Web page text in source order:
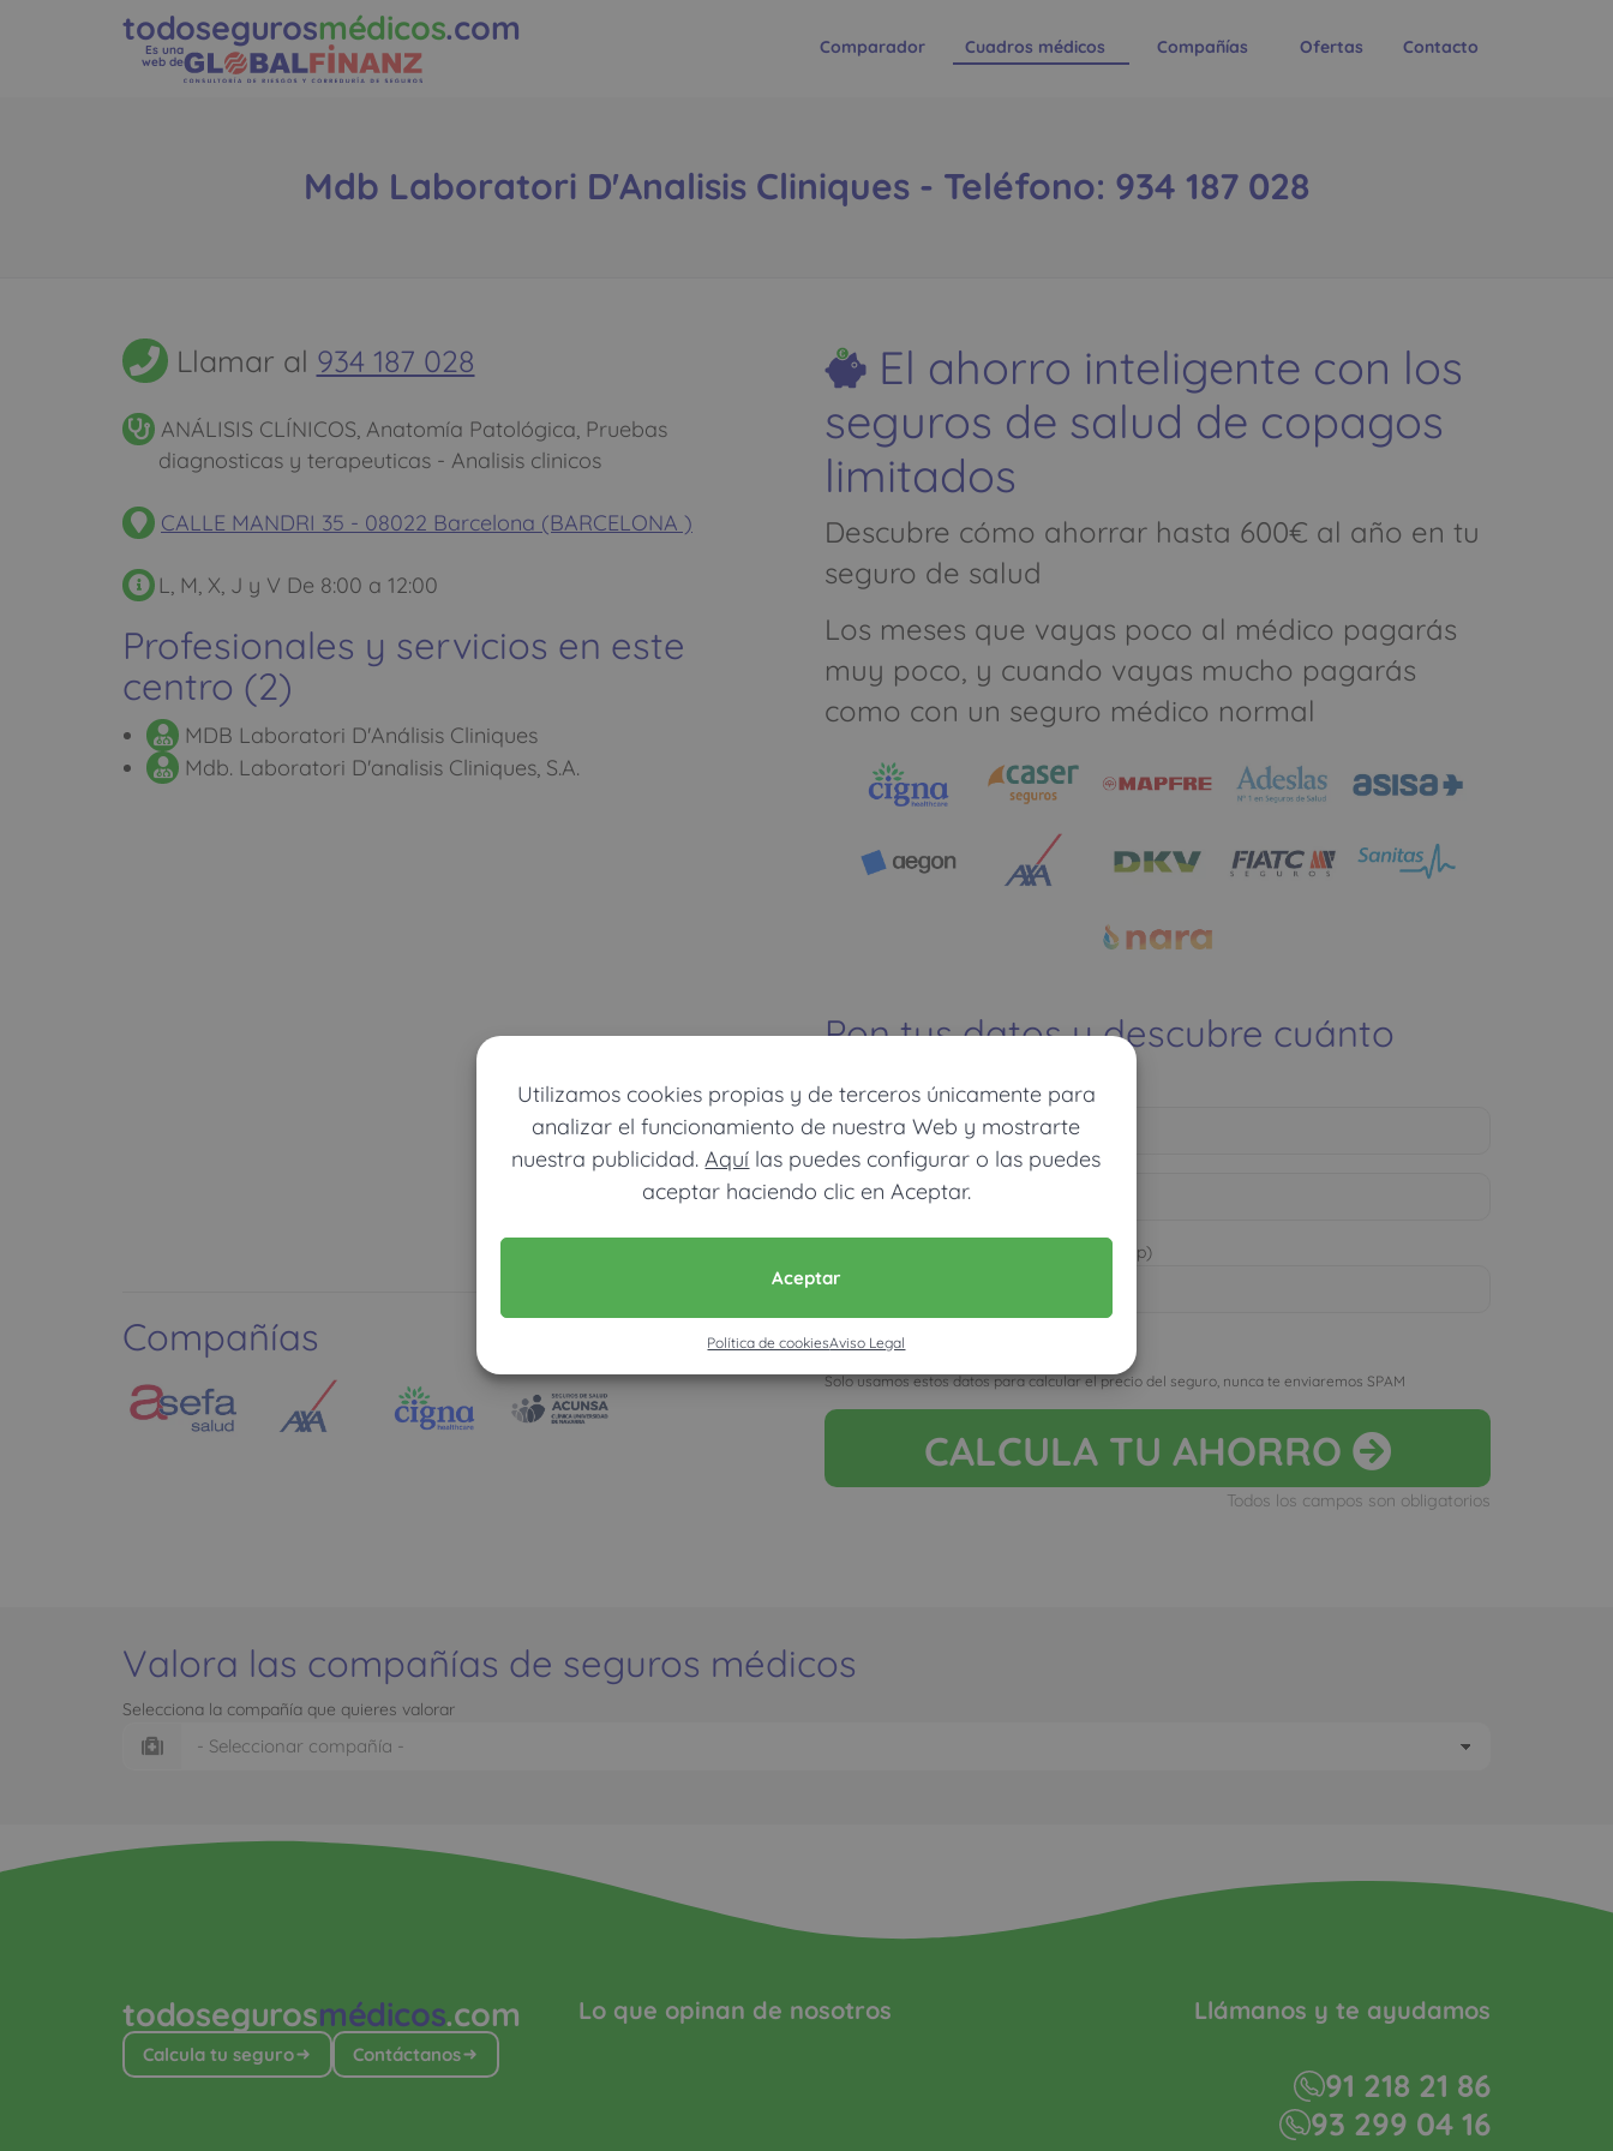
Utilizamos cookies propias y de terceros únicamente para
analizar el funcionamiento de nuestra Web y mostrarte
nuestra publicidad.Aquí las puedes configurar o las puedes
aceptar haciendo clic en Aceptar.
Aceptar
Política de cookiesAviso Legal
todosegurosmédicos.com
Es una
web de
Comparador Cuadros médicos Compañías Ofertas Contacto
Mdb Laboratori D'Analisis Cliniques - Teléfono: 934 187 028
Llamar al 934 187 028
ANÁLISIS CLÍNICOS, Anatomía Patológica, Pruebas
diagnosticas y terapeuticas - Analisis clinicos
CALLE MANDRI 35 - 08022 Barcelona (BARCELONA )
L, M, X, J y V De 8:00 a 12:00
Profesionales y servicios en este
centro (2)
MDB Laboratori D'Análisis Cliniques
Mdb. Laboratori D'analisis Cliniques, S.A.
Compañías
El ahorro inteligente con los
seguros de salud de copagos
limitados
Descubre cómo ahorrar hasta 600€ al año en tu
seguro de salud
Los meses que vayas poco al médico pagarás
muy poco, y cuando vayas mucho pagarás
como con un seguro médico normal
Pon tus datos y descubre cuánto
dinero ahorrarías
Móvil (Enviamos resultados vía WhatsApp)
Acepto la nota legal y RGPD
Solo usamos estos datos para calcular el precio del seguro, nunca te enviaremos SPAM
CALCULA TU AHORRO
Todos los campos son obligatorios
Valora las compañías de seguros médicos
Selecciona la compañía que quieres valorar
todosegurosmédicos.com
Calcula tu seguro Contáctanos
Lo que opinan de nosotros Llámanos y te ayudamos
91 218 21 86
93 299 04 16